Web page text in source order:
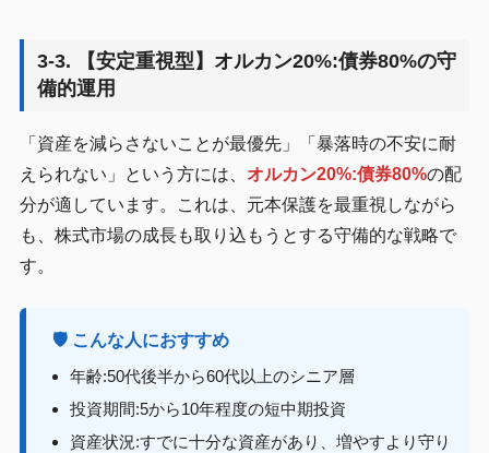
3-3. 【安定重視型】オルカン20%:債券80%の守
備的運用
「資産を減らさないことが最優先」「暴落時の不安に耐
えられない」という方には、 オルカン20%:債券80%の配
分が適しています。これは、元本保護を最重視しながら
も、株式市場の成長も取り込もうとする守備的な戦略で
す。
🛡️ こんな人におすすめ
年齢:50代後半から60代以上のシニア層
投資期間:5から10年程度の短中期投資
資産状況:すでに十分な資産があり、増やすより守り